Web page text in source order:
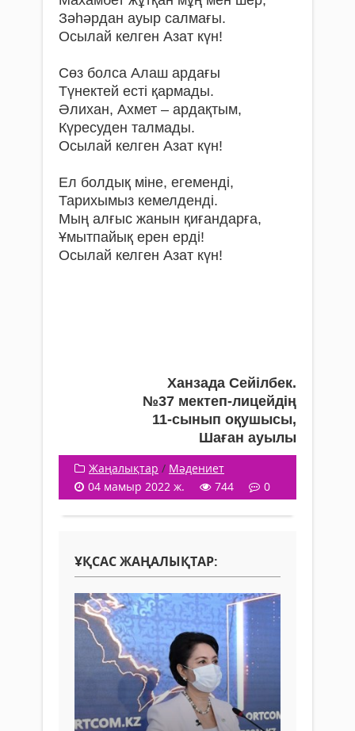
Зәһәрдан ауыр салмағы.
Осылай келген Азат күн!
Сөз болса Алаш ардағы
Түнектей есті қармады.
Әлихан, Ахмет – ардақтым,
Күресуден талмады.
Осылай келген Азат күн!
Ел болдық міне, егеменді,
Тарихымыз кемелденді.
Мың алғыс жанын қиғандарға,
Ұмытпайық ерен ерді!
Осылай келген Азат күн!
Ханзада Сейілбек.
№37 мектеп-лицейдің
11-сынып оқушысы,
Шаған ауылы
Жаңалықтар / Мәдениет
04 мамыр 2022 ж.
744 0
ҰҚСАС ЖАҢАЛЫҚТАР: